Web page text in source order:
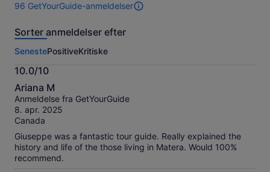
96 GetYourGuide-anmeldelser
96
af
oplevelse.
Flere
oplysninger
om
vores
verificerede
anmeldelser
Sorter anmeldelser efter
SenestePositiveKritiske
10.0/10
10.0
ud
af
10
Ariana M
Anmeldelse fra GetYourGuide
8. apr. 2025
Canada
Giuseppe was a fantastic tour guide. Really explained the
history and life of the those living in Matera. Would 100%
recommend.